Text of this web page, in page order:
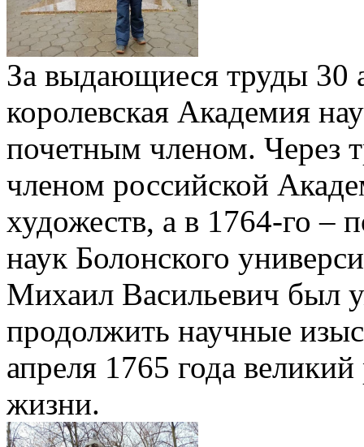
За выдающиеся труды 30
королевская Академия
почетным членом. Через
членом российской
художеств, а в 1764-го –
наук Болонского
Михаил Васильевич был
продолжить научные
апреля 1765 года
жизни.